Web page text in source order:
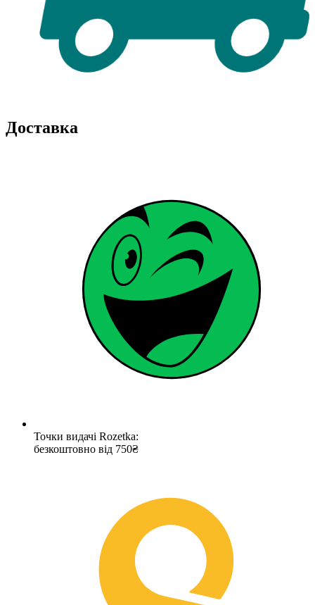
Доставка
Точки видачі Rozetka:
безкоштовно від 750₴